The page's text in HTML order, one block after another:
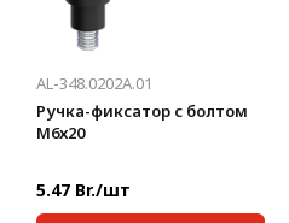
AL-348.0202A.01
Ручка-фиксатор с болтом
М6х20
5.47 Br./шт